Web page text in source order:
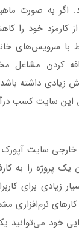
اگر به صورت
۵ دلار از
با سرویس‌های
کردن مشاغل
زیادی داشته
این سایت کسب
سایت آپورک
یک پروژه را به
زیادی برای
نرم‌افزاری
خود